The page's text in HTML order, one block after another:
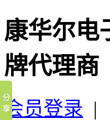
康华尔
牌代理商
会员登录 |